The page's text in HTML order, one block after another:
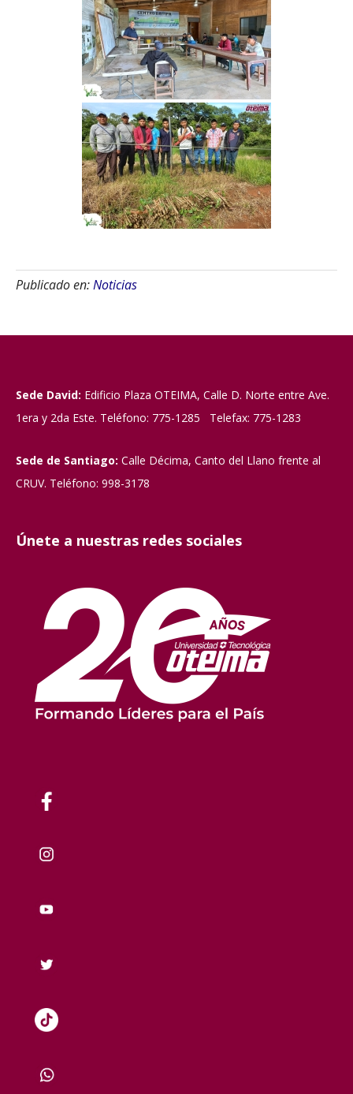
Publicado en:Noticias
Sede David: Edificio Plaza OTEIMA, Calle D. Norte entre Ave.
1era y 2da Este. Teléfono: 775-1285 Telefax: 775-1283
Sede de Santiago: Calle Décima, Canto del Llano frente al
CRUV. Teléfono: 998-3178
Únete a nuestras redes sociales